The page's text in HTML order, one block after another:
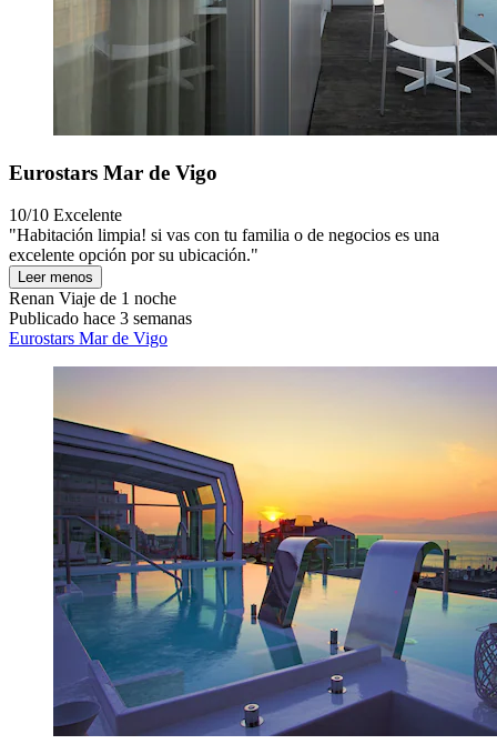
Eurostars Mar de Vigo
10/10 Excelente
"Habitación limpia! si vas con tu familia o de negocios es una
excelente opción por su ubicación."
Leer menos
Renan Viaje de 1 noche
Publicado hace 3 semanas
Eurostars Mar de Vigo